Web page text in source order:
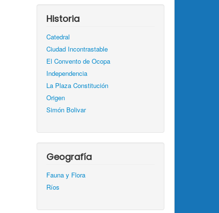
Historia
Catedral
Ciudad Incontrastable
El Convento de Ocopa
Independencia
La Plaza Constitución
Origen
Simón Bolivar
Geografía
Fauna y Flora
Ríos